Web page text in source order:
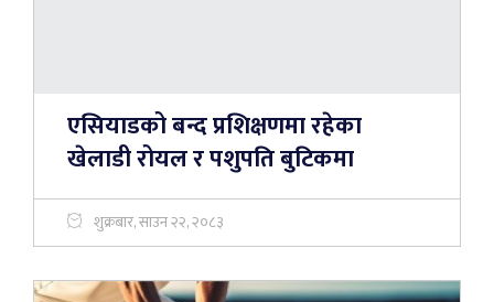
एसियाडको बन्द प्रशिक्षणमा रहेका
खेलाडी रोयल र पशुपति बुटिकमा
शुक्रबार, साउन २२, २०८३